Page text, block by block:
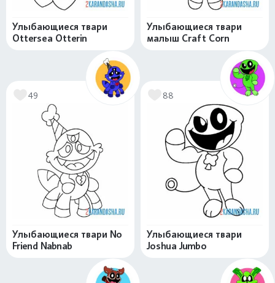
Улыбающиеся твари
Ottersea Otterin
Улыбающиеся твари
малыш Craft Corn
49
Улыбающиеся твари No
Friend Nabnab
88
Улыбающиеся твари
Joshua Jumbo